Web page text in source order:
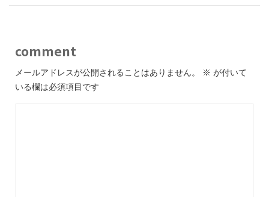
comment
メールアドレスが公開されることはありません。 ※ が付いて
いる欄は必須項目です